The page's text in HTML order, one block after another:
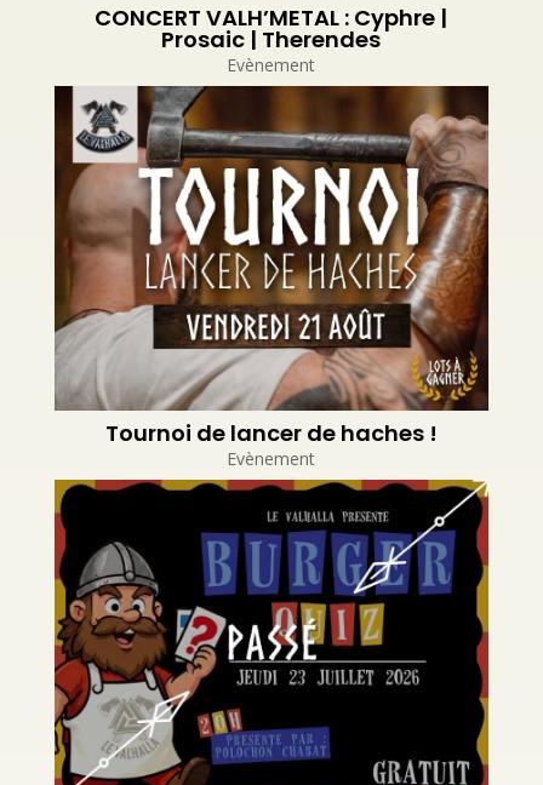
CONCERT VALH’METAL : Cyphre |
Prosaic | Therendes
Evènement
Tournoi de lancer de haches !
Evènement